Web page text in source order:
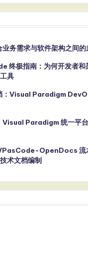
务需求与软件架构之间的
终极指南：为何开发者和
具
：Visual Paradigm
Visual Paradigm 统一平
OpenDocs 流
术文档编制